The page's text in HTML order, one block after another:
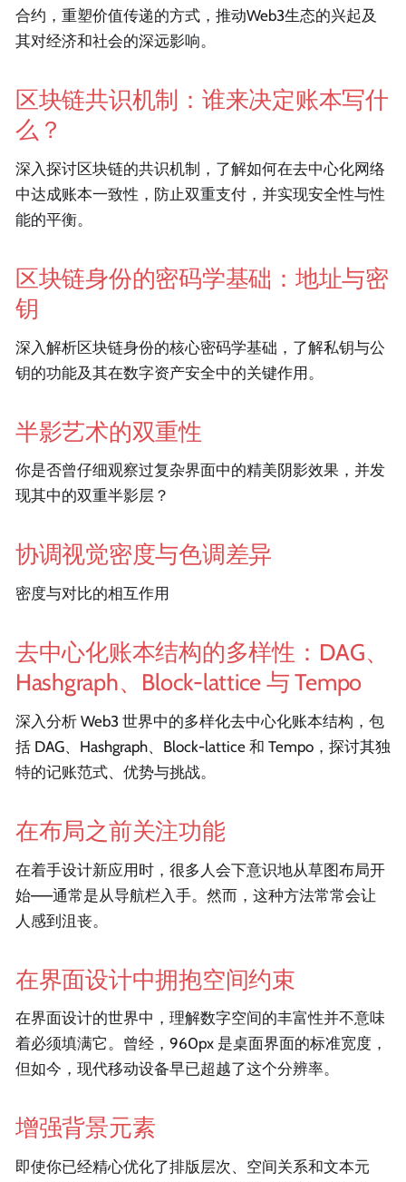
合约，重塑价值传递的方式，推动Web3生态的兴起及
其对经济和社会的深远影响。
区块链共识机制：谁来决定账本写什
么？
深入探讨区块链的共识机制，了解如何在去中心化网络
中达成账本一致性，防止双重支付，并实现安全性与性
能的平衡。
区块链身份的密码学基础：地址与密
钥
深入解析区块链身份的核心密码学基础，了解私钥与公
钥的功能及其在数字资产安全中的关键作用。
半影艺术的双重性
你是否曾仔细观察过复杂界面中的精美阴影效果，并发
现其中的双重半影层？
协调视觉密度与色调差异
密度与对比的相互作用
去中心化账本结构的多样性：DAG、
Hashgraph、Block-lattice 与 Tempo
深入分析 Web3 世界中的多样化去中心化账本结构，包
括 DAG、Hashgraph、Block-lattice 和 Tempo，探讨其独
特的记账范式、优势与挑战。
在布局之前关注功能
在着手设计新应用时，很多人会下意识地从草图布局开
始——通常是从导航栏入手。然而，这种方法常常会让
人感到沮丧。
在界面设计中拥抱空间约束
在界面设计的世界中，理解数字空间的丰富性并不意味
着必须填满它。曾经，960px 是桌面界面的标准宽度，
但如今，现代移动设备早已超越了这个分辨率。
增强背景元素
即使你已经精心优化了排版层次、空间关系和文本元